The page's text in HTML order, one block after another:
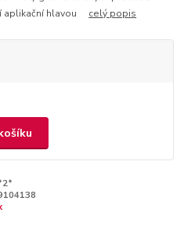
aplikační hlavou celý popis